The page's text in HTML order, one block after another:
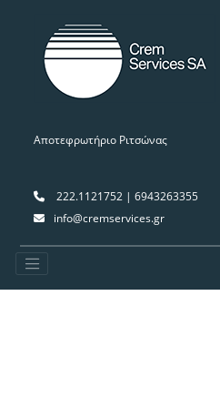
Αποτεφρωτήριο Ριτσώνας
222.1121752 | 6943263355
info@cremservices.gr